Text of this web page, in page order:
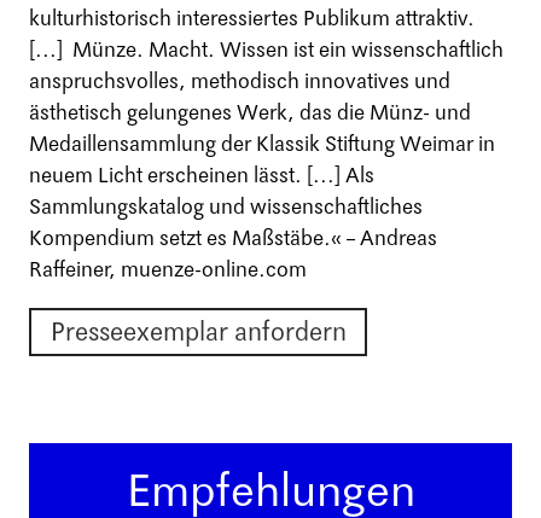
kulturhistorisch interessiertes Publikum attraktiv.
[...] Münze. Macht. Wissen ist ein wissenschaftlich
anspruchsvolles, methodisch innovatives und
ästhetisch gelungenes Werk, das die Münz- und
Medaillensammlung der Klassik Stiftung Weimar in
neuem Licht erscheinen lässt. [...] Als
Sammlungskatalog und wissenschaftliches
Kompendium setzt es Maßstäbe.« – Andreas
Raffeiner, muenze-online.com
Presseexemplar anfordern
Empfehlungen